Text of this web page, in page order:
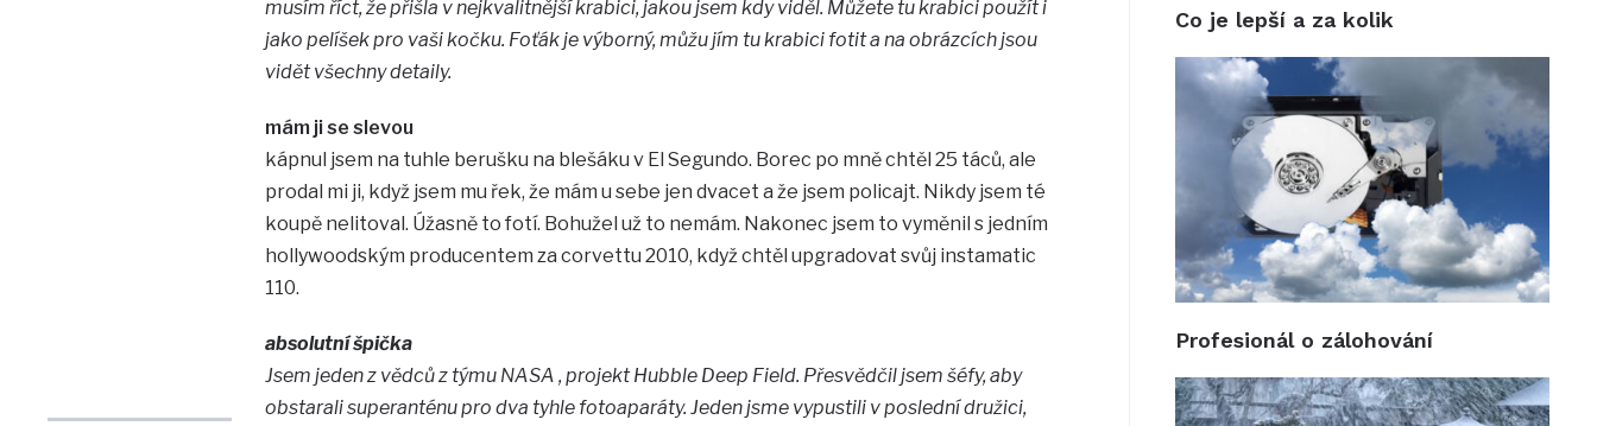
musím říct, že přišla v nejkvalitnější krabici, jakou jsem kdy viděl. Můžete tu krabici použít i
jako pelíšek pro vaši kočku. Foťák je výborný, můžu jím tu krabici fotit a na obrázcích jsou
vidět všechny detaily.
mám ji se slevou
kápnul jsem na tuhle berušku na blešáku v El Segundo. Borec po mně chtěl 25 táců, ale
prodal mi ji, když jsem mu řek, že mám u sebe jen dvacet a že jsem policajt. Nikdy jsem té
koupě nelitoval. Úžasně to fotí. Bohužel už to nemám. Nakonec jsem to vyměnil s jedním
hollywoodským producentem za corvettu 2010, když chtěl upgradovat svůj instamatic
110.
absolutní špička
Jsem jeden z vědců z týmu NASA , projekt Hubble Deep Field. Přesvědčil jsem šéfy, aby
obstarali superanténu pro dva tyhle fotoaparáty. Jeden jsme vypustili v poslední družici,
Co je lepší a za kolik
Profesionál o zálohování